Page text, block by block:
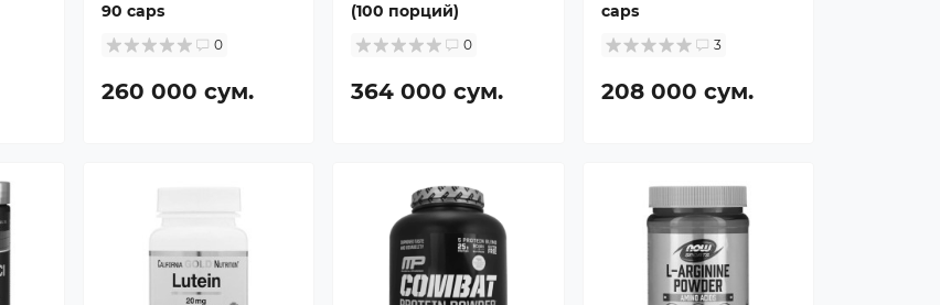
90 caps
0
260 000 сум.
(100 порций)
0
364 000 сум.
caps
3
208 000 сум.